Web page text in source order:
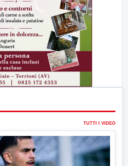
TUTTI I VIDEO